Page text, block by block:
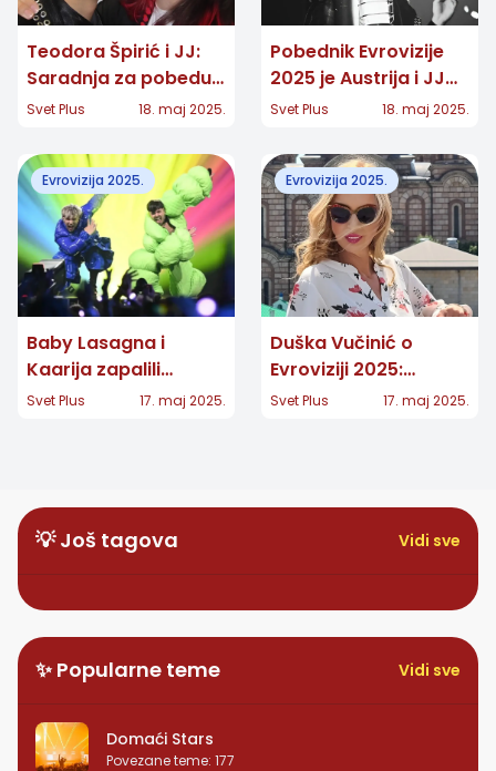
Teodora Špirić i JJ:
Saradnja za pobedu
na Evroviziji 2025
Svet Plus 18. maj 2025.
Pobednik Evrovizije
2025 je Austrija i JJ
sa pesmom „Wasted
Svet Plus 18. maj 2025.
Evrovizija 2025.
Baby Lasagna i
Kaarija zapalili
Evroviziju 2025. u
Svet Plus 17. maj 2025.
Evrovizija 2025.
Duška Vučinić o
Evroviziji 2025:
„Globalna histerija!“
Svet Plus 17. maj 2025.
💡 Još tagova Vidi sve
✨ Popularne teme Vidi sve
Domaći Stars
Povezane teme: 177